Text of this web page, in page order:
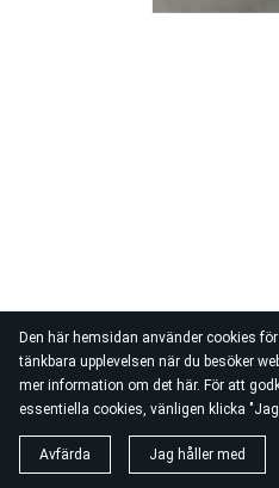
Den här hemsidan använder cookies
tänkbara upplevelsen när du besöker
mer information om det här. För att
essentiella cookies, vänligen klicka
Avfärda Jag håller med